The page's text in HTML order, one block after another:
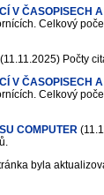
V ČASOPISECH
Celkový
(11.11.2025) Počty
V ČASOPISECH
Celkový
COMPUTER
byla